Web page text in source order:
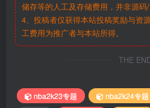
储存等的人工及存储费用，并非源码
4、投稿者仅获得本站投稿奖励与资
工费用为推广者与本站所得。
THE
nba2k23专题 nba2k24专题